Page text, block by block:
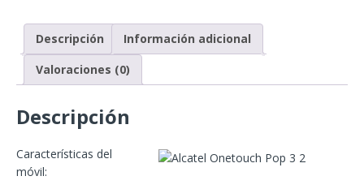
Descripción
Información adicional
Valoraciones (0)
Descripción
Características del
móvil: